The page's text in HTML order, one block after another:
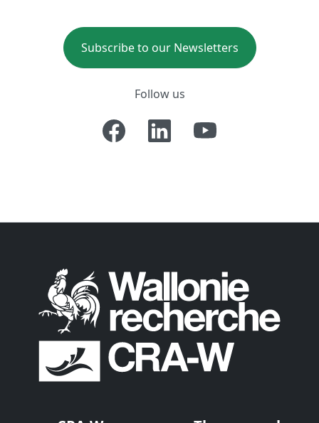
Subscribe to our Newsletters
Follow us